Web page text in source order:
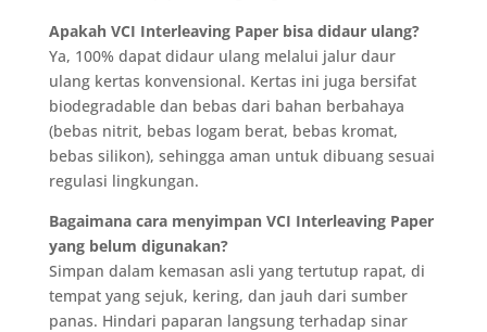
Apakah VCI Interleaving Paper bisa didaur ulang?
Ya, 100% dapat didaur ulang melalui jalur daur
ulang kertas konvensional. Kertas ini juga bersifat
biodegradable dan bebas dari bahan berbahaya
(bebas nitrit, bebas logam berat, bebas kromat,
bebas silikon), sehingga aman untuk dibuang sesuai
regulasi lingkungan.
Bagaimana cara menyimpan VCI Interleaving Paper
yang belum digunakan?
Simpan dalam kemasan asli yang tertutup rapat, di
tempat yang sejuk, kering, dan jauh dari sumber
panas. Hindari paparan langsung terhadap sinar